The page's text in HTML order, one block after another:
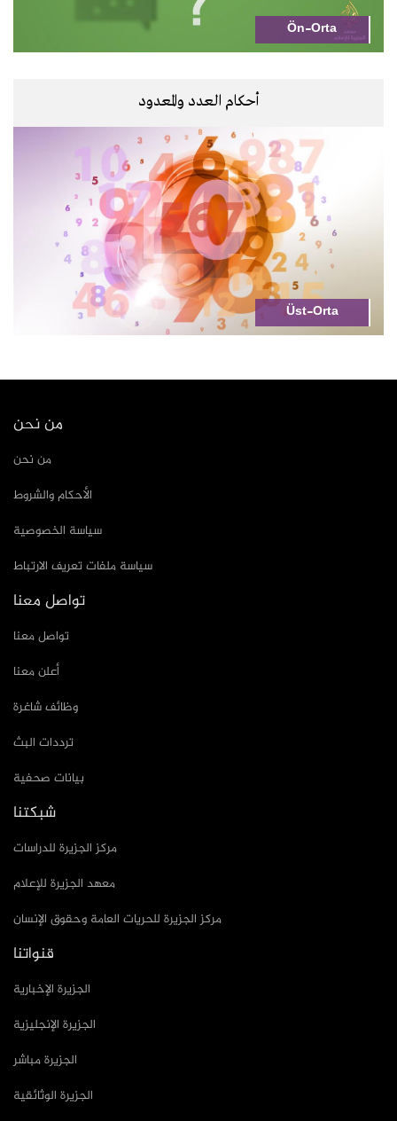
Ön-Orta
أحكام العدد والمعدود
Üst-Orta
من نحن
من نحن
الأحكام والشروط
سياسة الخصوصية
سياسة ملفات تعريف الارتباط
تواصل معنا
تواصل معنا
أعلن معنا
وظائف شاغرة
ترددات البث
بيانات صحفية
شبكتنا
مركز الجزيرة للدراسات
معهد الجزيرة للإعلام
مركز الجزيرة للحريات العامة وحقوق الإنسان
قنواتنا
الجزيرة الإخبارية
الجزيرة الإنجليزية
الجزيرة مباشر
الجزيرة الوثائقية